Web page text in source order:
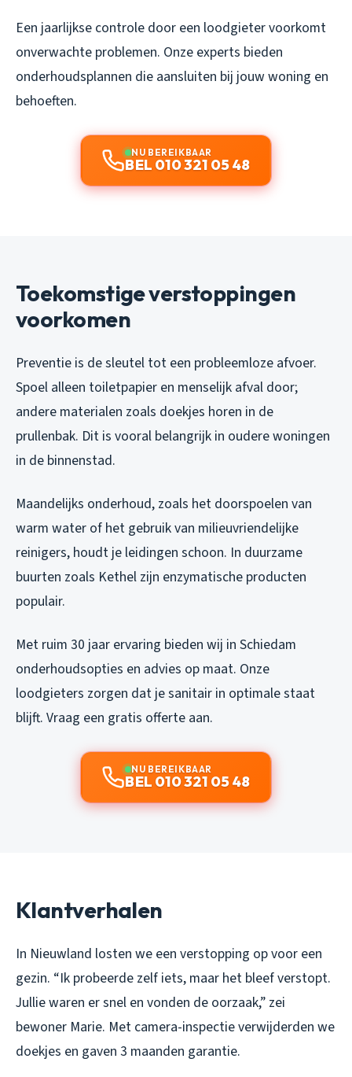
Een jaarlijkse controle door een loodgieter voorkomt
onverwachte problemen. Onze experts bieden
onderhoudsplannen die aansluiten bij jouw woning en
behoeften.
NU BEREIKBAAR
BEL 010 321 05 48
Toekomstige verstoppingen
voorkomen
Preventie is de sleutel tot een probleemloze afvoer.
Spoel alleen toiletpapier en menselijk afval door;
andere materialen zoals doekjes horen in de
prullenbak. Dit is vooral belangrijk in oudere woningen
in de binnenstad.
Maandelijks onderhoud, zoals het doorspoelen van
warm water of het gebruik van milieuvriendelijke
reinigers, houdt je leidingen schoon. In duurzame
buurten zoals Kethel zijn enzymatische producten
populair.
Met ruim 30 jaar ervaring bieden wij in Schiedam
onderhoudsopties en advies op maat. Onze
loodgieters zorgen dat je sanitair in optimale staat
blijft. Vraag een gratis offerte aan.
NU BEREIKBAAR
BEL 010 321 05 48
Klantverhalen
In Nieuwland losten we een verstopping op voor een
gezin. “Ik probeerde zelf iets, maar het bleef verstopt.
Jullie waren er snel en vonden de oorzaak,” zei
bewoner Marie. Met camera-inspectie verwijderden we
doekjes en gaven 3 maanden garantie.